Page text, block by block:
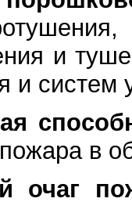
и
и систем
в
очаг